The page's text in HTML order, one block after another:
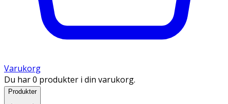
Varukorg
Du har 0 produkter i din varukorg.
Produkter